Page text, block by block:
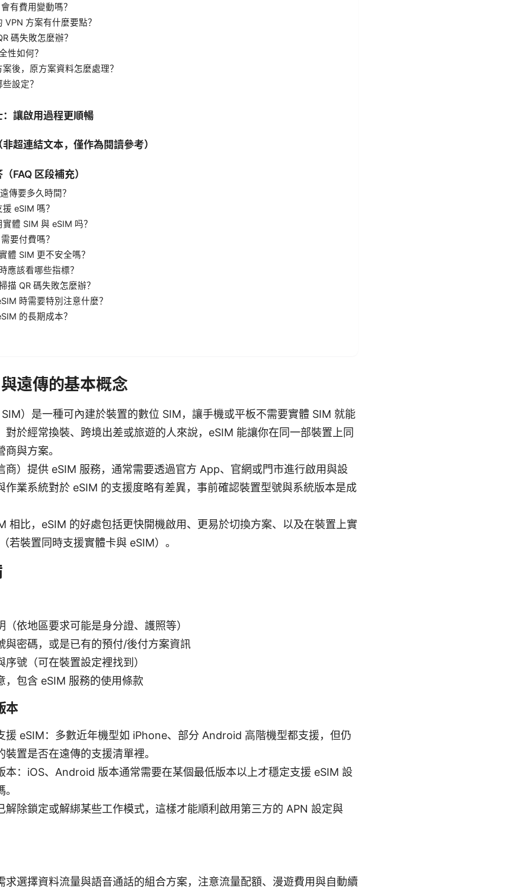
有費用變動嗎？
VPN 方案有什麼要點？
碼失敗怎麼辦？
性如何？
後，原方案資料怎麼處理？
設定？
讓啟用過程更順暢
超連結文本，僅作為閱讀參考）
FAQ 区段補充）
傳要多久時間？
eSIM 嗎？
體 SIM 與 eSIM 吗？
要付費嗎？
體 SIM 更不安全嗎？
應該看哪些指標？
描 QR 碼失敗怎麼辦？
時需要特別注意什麼？
的長期成本？
遠傳的基本概念
）是一種可內建於裝置的數位 SIM，讓手機或平板不需要實體 SIM 就能
對於經常換裝、跨境出差或旅遊的人來說，eSIM 能讓你在同一部裝置上同
與方案。
商）提供 eSIM 服務，通常需要透過官方 App、官網或門市進行啟用與設
作業系統對於 eSIM 的支援度略有差異，事前確認裝置型號與系統版本是成
相比，eSIM 的好處包括更快開機啟用、更易於切換方案、以及在裝置上實
若裝置同時支援實體卡與 eSIM）。
（依地區要求可能是身分證、護照等）
與密碼，或是已有的預付/後付方案資訊
序號（可在裝置設定裡找到）
，包含 eSIM 服務的使用條款
本
援 eSIM：多數近年機型如 iPhone、部分 Android 高階機型都支援，但仍
裝置是否在遠傳的支援清單裡。
本：iOS、Android 版本通常需要在某個最低版本以上才穩定支援 eSIM 設
解除鎖定或解綁某些工作模式，這樣才能順利啟用第三方的 APN 設定與
求選擇資料流量與語音通話的組合方案，注意流量配額、漫遊費用與自動續